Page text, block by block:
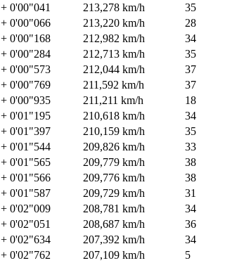
+ 0'00"041 213,278 km/h
35
+ 0'00"066 213,220 km/h
28
+ 0'00"168 212,982 km/h
34
+ 0'00"284 212,713 km/h
35
+ 0'00"573 212,044 km/h
37
+ 0'00"769 211,592 km/h
37
+ 0'00"935 211,211 km/h
18
+ 0'01"195 210,618 km/h
34
+ 0'01"397 210,159 km/h
35
+ 0'01"544 209,826 km/h
33
+ 0'01"565 209,779 km/h
38
+ 0'01"566 209,776 km/h
38
+ 0'01"587 209,729 km/h
31
+ 0'02"009 208,781 km/h
34
+ 0'02"051 208,687 km/h
36
+ 0'02"634 207,392 km/h
34
+ 0'02"762 207,109 km/h
5